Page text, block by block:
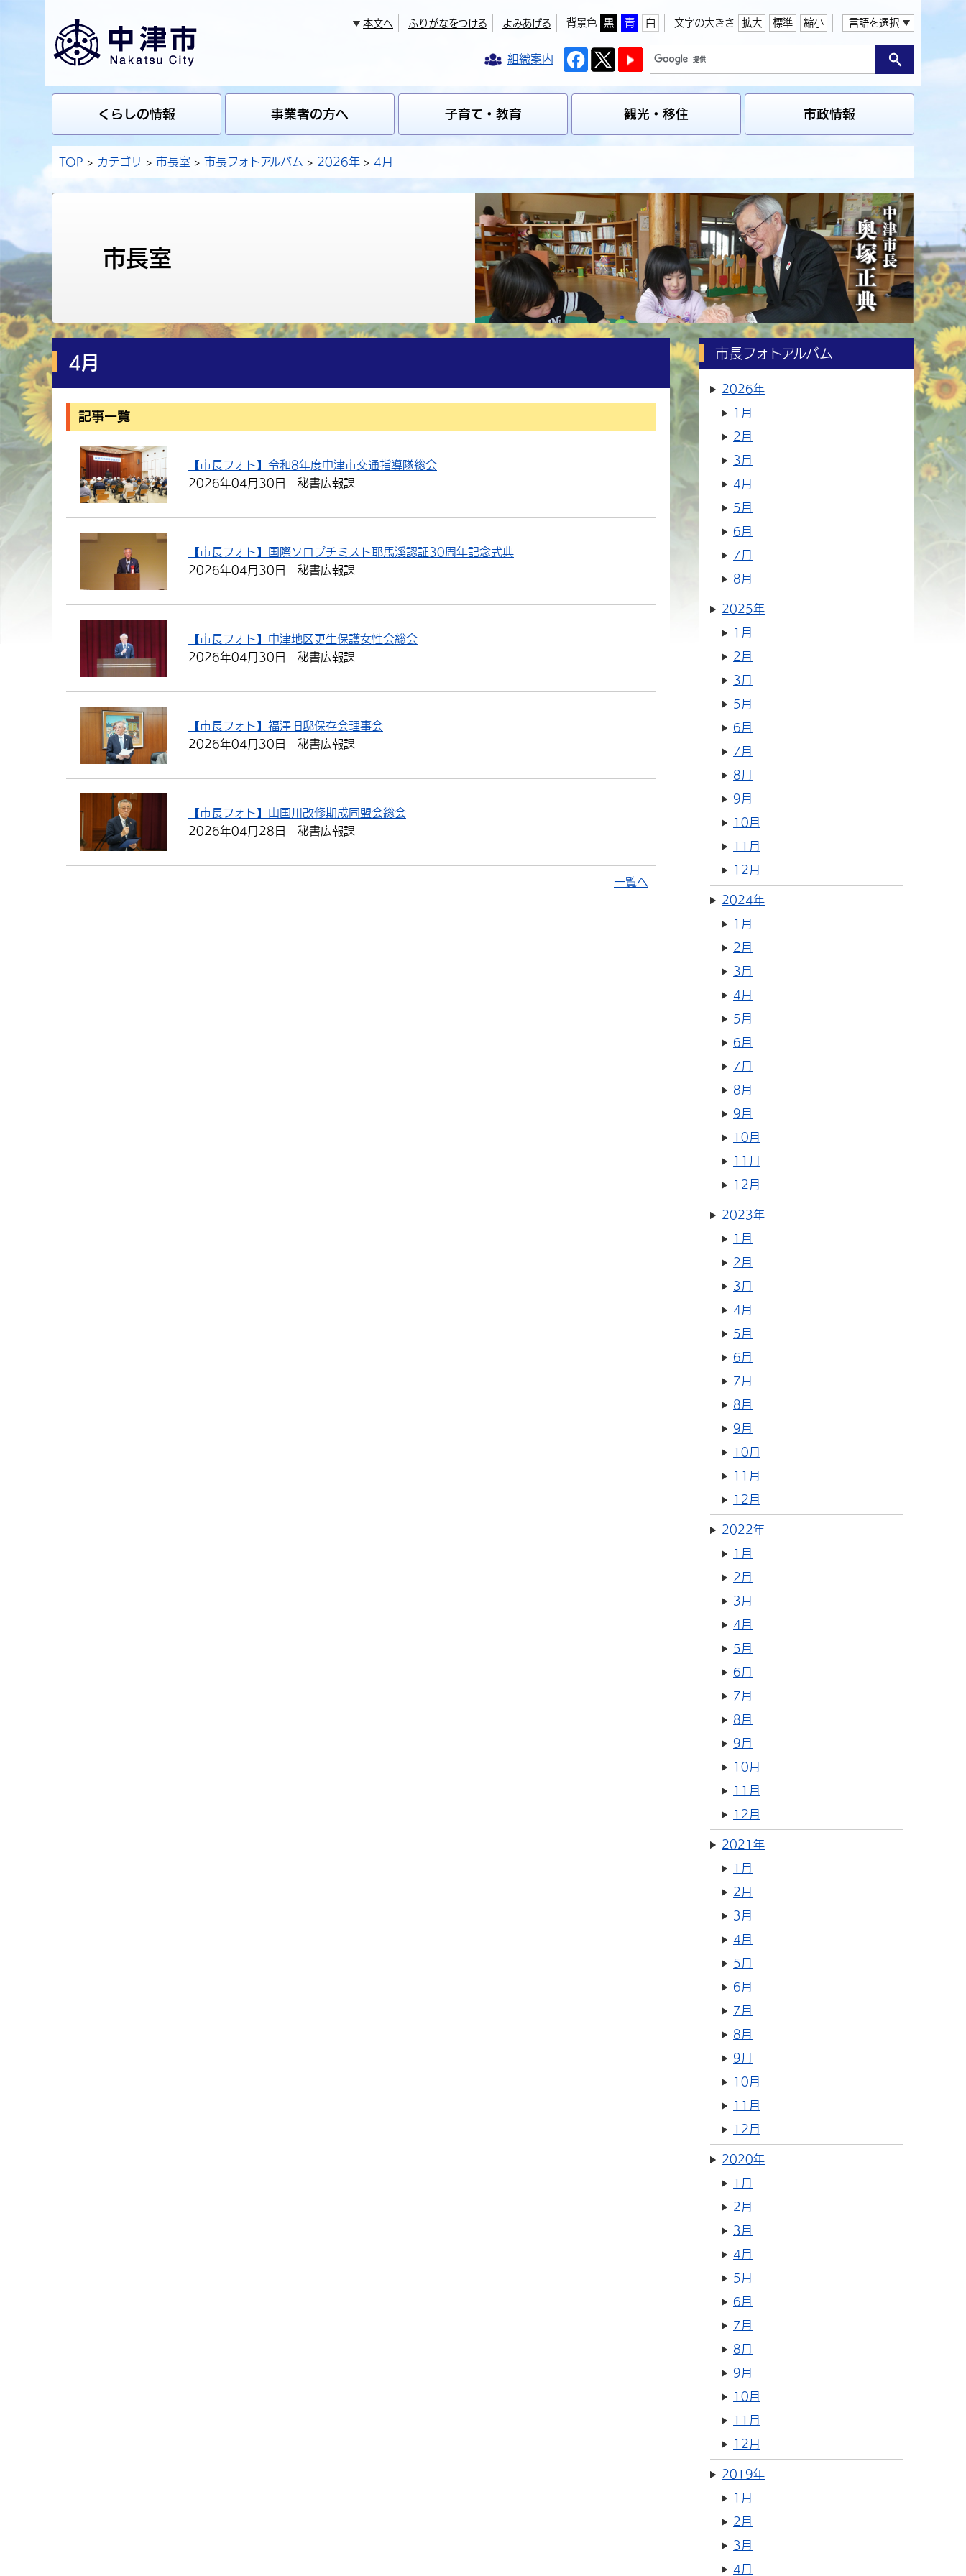
本文へ ふりがなをつける よみあげる 背景色 黒 青 白 文字の大きさ 拡大 標準 縮小 言語を選択
組織案内
くらしの情報 事業者の方へ 子育て・教育 観光・移住 市政情報
TOP カテゴリ 市長室 市長フォトアルバム 2026年 4月
市長室
4月
記事一覧
【市長フォト】令和8年度中津市交通指導隊総会
2026年04月30日
秘書広報課
【市長フォト】国際ソロプチミスト耶馬溪認証30周年記念式典
2026年04月30日
秘書広報課
【市長フォト】中津地区更生保護女性会総会
2026年04月30日
秘書広報課
【市長フォト】福澤旧邸保存会理事会
2026年04月30日
秘書広報課
【市長フォト】山国川改修期成同盟会総会
2026年04月28日
秘書広報課
一覧へ
市長フォトアルバム
2026年
1月
2月
3月
4月
5月
6月
7月
8月
2025年
1月
2月
3月
5月
6月
7月
8月
9月
10月
11月
12月
2024年
1月
2月
3月
4月
5月
6月
7月
8月
9月
10月
11月
12月
2023年
1月
2月
3月
4月
5月
6月
7月
8月
9月
10月
11月
12月
2022年
1月
2月
3月
4月
5月
6月
7月
8月
9月
10月
11月
12月
2021年
1月
2月
3月
4月
5月
6月
7月
8月
9月
10月
11月
12月
2020年
1月
2月
3月
4月
5月
6月
7月
8月
9月
10月
11月
12月
2019年
1月
2月
3月
4月